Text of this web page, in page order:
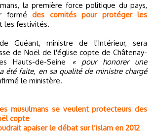
la première force politique du pays,
formé des comités pour protéger les
les festivités.
Guéant, ministre de l'Intérieur, sera
de Noël de l'église copte de Châtenay-
Hauts-de-Seine
« pour honorer une
été faite, en sa qualité de ministre chargé
le ministère.
musulmans se veulent protecteurs des
copte
apaiser le débat sur l’islam en 2012